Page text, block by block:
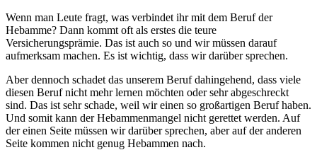
Wenn man Leute fragt, was verbindet ihr mit dem Beruf der
Hebamme? Dann kommt oft als erstes die teure
Versicherungsprämie. Das ist auch so und wir müssen darauf
aufmerksam machen. Es ist wichtig, dass wir darüber sprechen.
Aber dennoch schadet das unserem Beruf dahingehend, dass viele
diesen Beruf nicht mehr lernen möchten oder sehr abgeschreckt
sind. Das ist sehr schade, weil wir einen so großartigen Beruf haben.
Und somit kann der Hebammenmangel nicht gerettet werden. Auf
der einen Seite müssen wir darüber sprechen, aber auf der anderen
Seite kommen nicht genug Hebammen nach.